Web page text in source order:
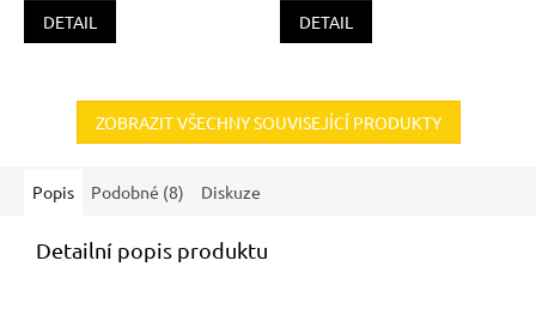
DETAIL DETAIL
ZOBRAZIT VŠECHNY SOUVISEJÍCÍ PRODUKTY
Popis Podobné (8) Diskuze
Detailní popis produktu